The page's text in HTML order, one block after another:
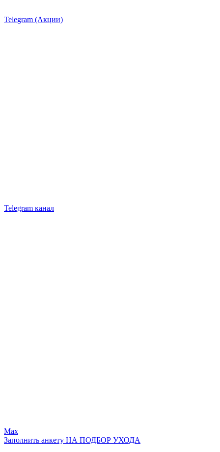
Telegram (Акции)
Telegram канал
Max
Заполнить анкету НА ПОДБОР УХОДА